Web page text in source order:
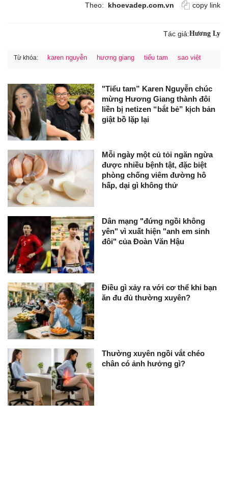
Theo: khoevadep.com.vn copy link
Tác giả:Hương Ly
Từ khóa: karen nguyễn hương giang tiểu tam sao việt
"Tiểu tam” Karen Nguyễn chúc
mừng Hương Giang thành đôi
liền bị netizen “bắt bẻ” kịch bản
giật bồ lặp lại
Mỗi ngày một củ tỏi ngăn ngừa
được nhiều bệnh tật, đặc biệt
phòng chống viêm đường hô
hấp, dại gì không thử
Dân mạng "đứng ngồi không
yên" vì xuất hiện "anh em sinh
đôi" của Đoàn Văn Hậu
Điều gì xảy ra với cơ thể khi bạn
ăn đu đủ thường xuyên?
Thường xuyên ngồi vắt chéo
chân có ảnh hưởng gì?